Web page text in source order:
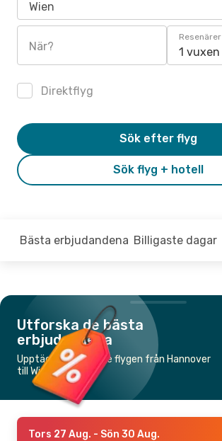
Wien
När?
Resenärer
1 vuxen
Direktflyg
Sök flyg + hotell
Sök efter flyg
Bästa erbjudandena Billigaste dagar
Utforska de bästa
erbjudandena
Upptäck de billigaste flygen från Hannover
till Wien
Tors 27 Aug. - Sön 30 Aug.